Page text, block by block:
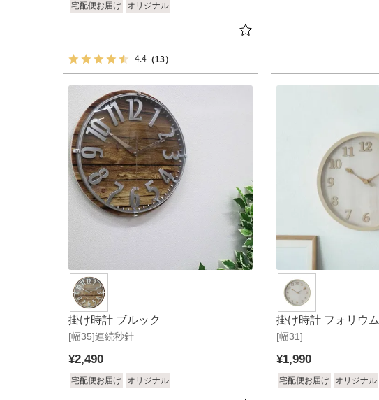
宅配便お届け オリジナル
4.4 （13）
[幅35]連続秒針
掛け時計 ブルック
¥2,490
宅配便お届け オリジナル
[幅31]
掛け時計 フォリウム
¥1,990
宅配便お届け オリジナル